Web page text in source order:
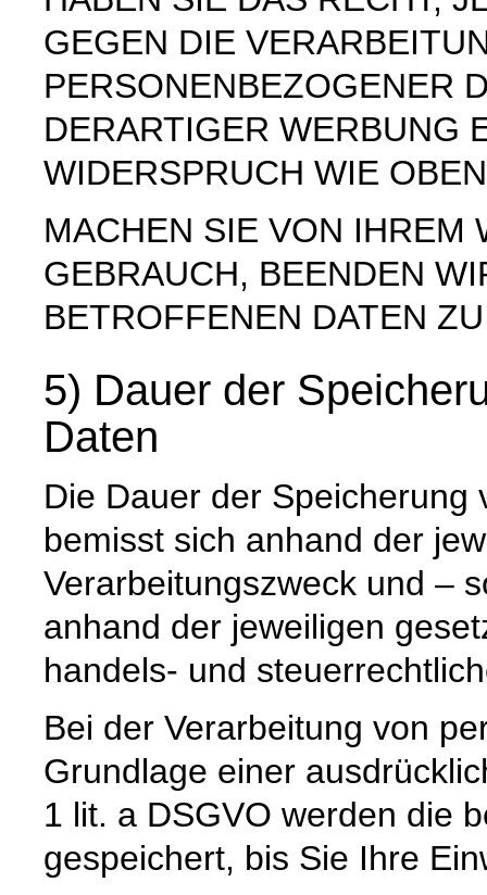
GEGEN DIE
PERSONENBEZOGENER
DERARTIGER WERBUNG
WIDERSPRUCH WIE
MACHEN SIE VON IHREM
GEBRAUCH, BEENDEN
BETROFFENEN DATEN
5) Dauer der
Daten
Die Dauer der
bemisst sich anhand der
Verarbeitungszweck und –
anhand der jeweiligen
handels- und
Bei der Verarbeitung von
Grundlage einer
1 lit. a DSGVO werden die
gespeichert, bis Sie Ihre